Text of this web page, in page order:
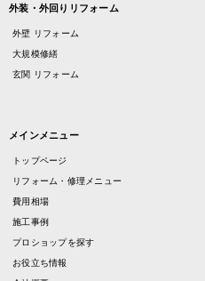
外装・外回りリフォーム
外壁 リフォーム
大規模修繕
玄関 リフォーム
メインメニュー
トップページ
リフォーム・修理メニュー
費用相場
施工事例
プロショップを探す
お役立ち情報